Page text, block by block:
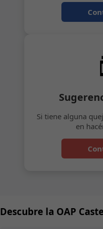
Si tiene alguna
en
Descubre la OAP